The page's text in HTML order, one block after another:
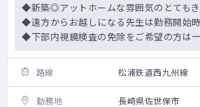
◆新築◎アットホームな雰囲気のとてもき
◆遠方からお越しになる先生は勤務開始時
◆下部内視鏡検査の免除をご希望の方は一
路線 松浦鉄道西九州線
勤務地 長崎県佐世保市